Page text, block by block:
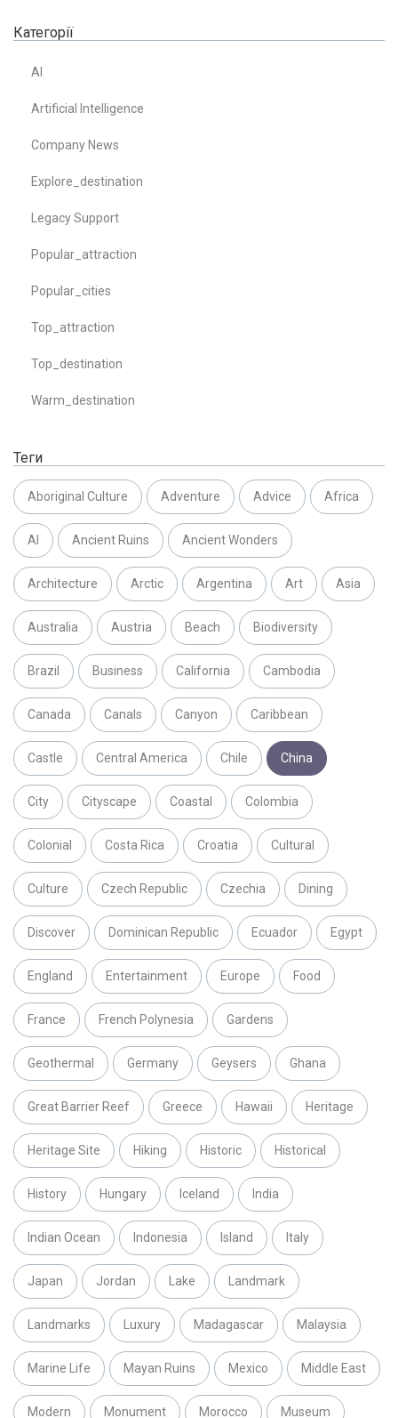
Категорії
AI
Artificial Intelligence
Company News
Explore_destination
Legacy Support
Popular_attraction
Popular_cities
Top_attraction
Top_destination
Warm_destination
Теги
Aboriginal Culture Adventure Advice Africa
AI Ancient Ruins Ancient Wonders
Architecture Arctic Argentina Art Asia
Australia Austria Beach Biodiversity
Brazil Business California Cambodia
Canada Canals Canyon Caribbean
Castle Central America Chile China
City Cityscape Coastal Colombia
Colonial Costa Rica Croatia Cultural
Culture Czech Republic Czechia Dining
Discover Dominican Republic Ecuador Egypt
England Entertainment Europe Food
France French Polynesia Gardens
Geothermal Germany Geysers Ghana
Great Barrier Reef Greece Hawaii Heritage
Heritage Site Hiking Historic Historical
History Hungary Iceland India
Indian Ocean Indonesia Island Italy
Japan Jordan Lake Landmark
Landmarks Luxury Madagascar Malaysia
Marine Life Mayan Ruins Mexico Middle East
Modern Monument Morocco Museum